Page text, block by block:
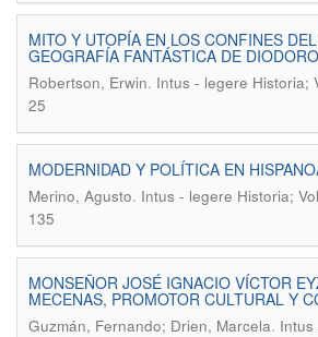
MITO Y UTOPÍA EN LOS CONFINES
GEOGRAFÍA FANTÁSTICA DE
Robertson, Erwin. Intus - legere Historia;
25
MODERNIDAD Y POLÍTICA EN
Merino, Agusto. Intus - legere Historia;
135
MONSEÑOR JOSÉ IGNACIO VÍCTOR
MECENAS, PROMOTOR CULTURAL Y
Guzmán, Fernando; Drien, Marcela. Intus